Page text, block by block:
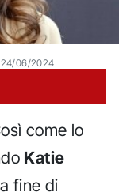
24/06/2024
come lo
Katie
fine di